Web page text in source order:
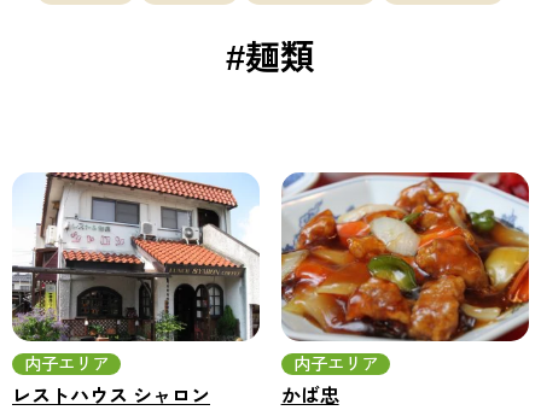
#麺類
内子エリア
レストハウス シャロン
内子エリア
かば忠